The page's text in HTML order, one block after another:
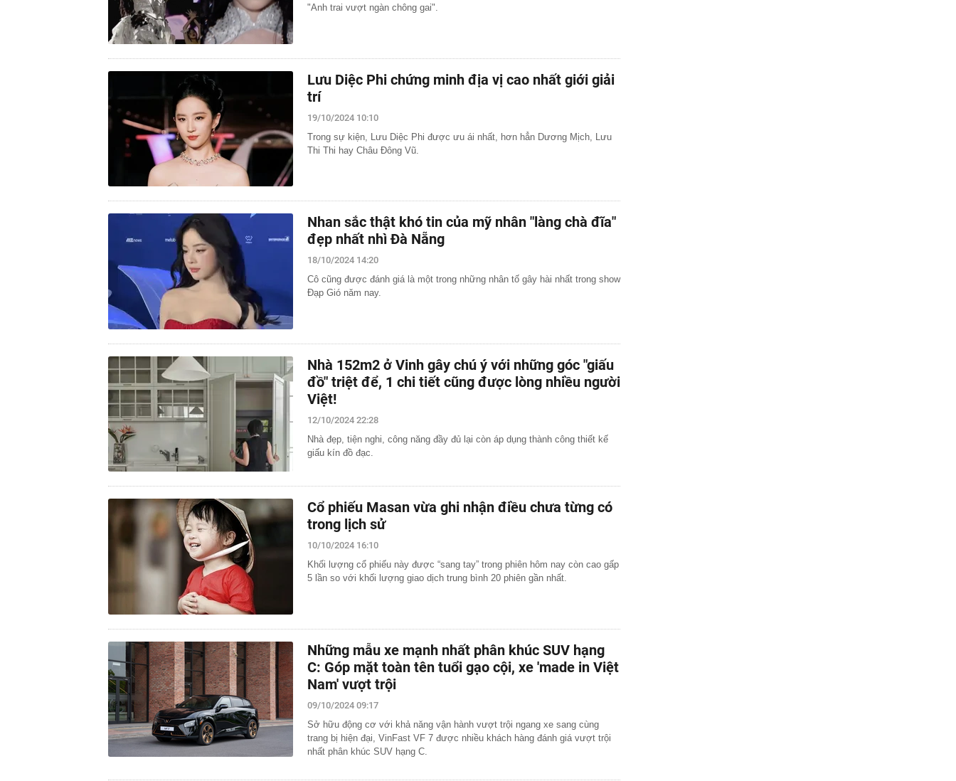
"Anh trai vượt ngàn chông gai".
Lưu Diệc Phi chứng minh địa vị cao nhất giới giải
trí
19/10/2024 10:10
Trong sự kiện, Lưu Diệc Phi được ưu ái nhất, hơn hẳn Dương Mịch, Lưu
Thi Thi hay Châu Đông Vũ.
Nhan sắc thật khó tin của mỹ nhân "làng chà đĩa"
đẹp nhất nhì Đà Nẵng
18/10/2024 14:20
Cô cũng được đánh giá là một trong những nhân tố gây hài nhất trong show
Đạp Gió năm nay.
Nhà 152m2 ở Vinh gây chú ý với những góc "giấu
đồ" triệt để, 1 chi tiết cũng được lòng nhiều người
Việt!
12/10/2024 22:28
Nhà đẹp, tiện nghi, công năng đầy đủ lại còn áp dụng thành công thiết kế
giấu kín đồ đạc.
Cổ phiếu Masan vừa ghi nhận điều chưa từng có
trong lịch sử
10/10/2024 16:10
Khối lượng cổ phiếu này được “sang tay” trong phiên hôm nay còn cao gấp
5 lần so với khối lượng giao dịch trung bình 20 phiên gần nhất.
Những mẫu xe mạnh nhất phân khúc SUV hạng
C: Góp mặt toàn tên tuổi gạo cội, xe 'made in Việt
Nam' vượt trội
09/10/2024 09:17
Sở hữu động cơ với khả năng vận hành vượt trội ngang xe sang cùng
trang bị hiện đại, VinFast VF 7 được nhiều khách hàng đánh giá vượt trội
nhất phân khúc SUV hạng C.